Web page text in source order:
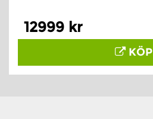
12999 kr
KÖP